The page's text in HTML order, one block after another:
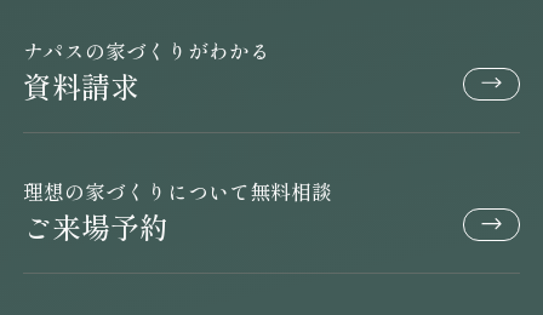
ナパスの家づくりがわかる
資料請求
理想の家づくりについて無料相談
ご来場予約